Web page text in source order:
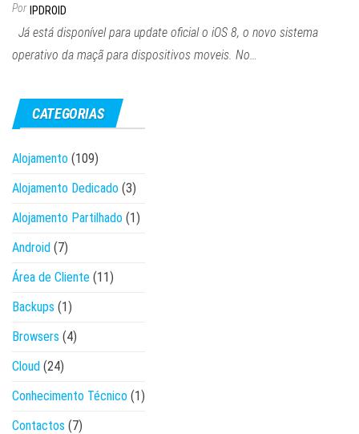
Por IPDROID
Já está disponível para update oficial o iOS 8, o novo sistema
operativo da maçã para dispositivos moveis. No…
CATEGORIAS
Alojamento (109)
Alojamento Dedicado (3)
Alojamento Partilhado (1)
Android (7)
Área de Cliente (11)
Backups (1)
Browsers (4)
Cloud (24)
Conhecimento Técnico (1)
Contactos (7)